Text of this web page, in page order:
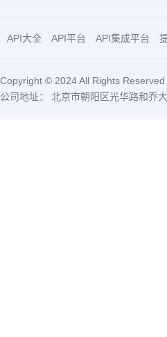
API大全 API平台 API集成平台
Copyright © 2024 All Rights
公司地址： 北京市朝阳区光华路和乔